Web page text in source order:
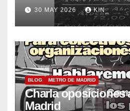
30 MAY 2026 KIN_
BLOG METRO DE MADRID
Charla oposiciones
Madrid